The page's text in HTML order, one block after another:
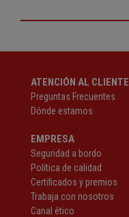
ATENCIÓN AL CLIENTE
Preguntas Frecuentes
Dónde estamos
EMPRESA
Seguridad a bordo
Política de calidad
Certificados y premios
Trabaja con nosotros
Canal ético